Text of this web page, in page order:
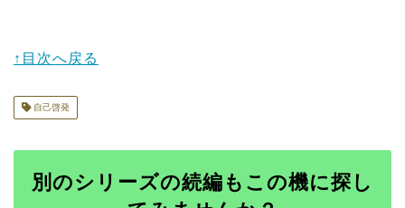
↑目次へ戻る
自己啓発
別のシリーズの続編もこの機に探し